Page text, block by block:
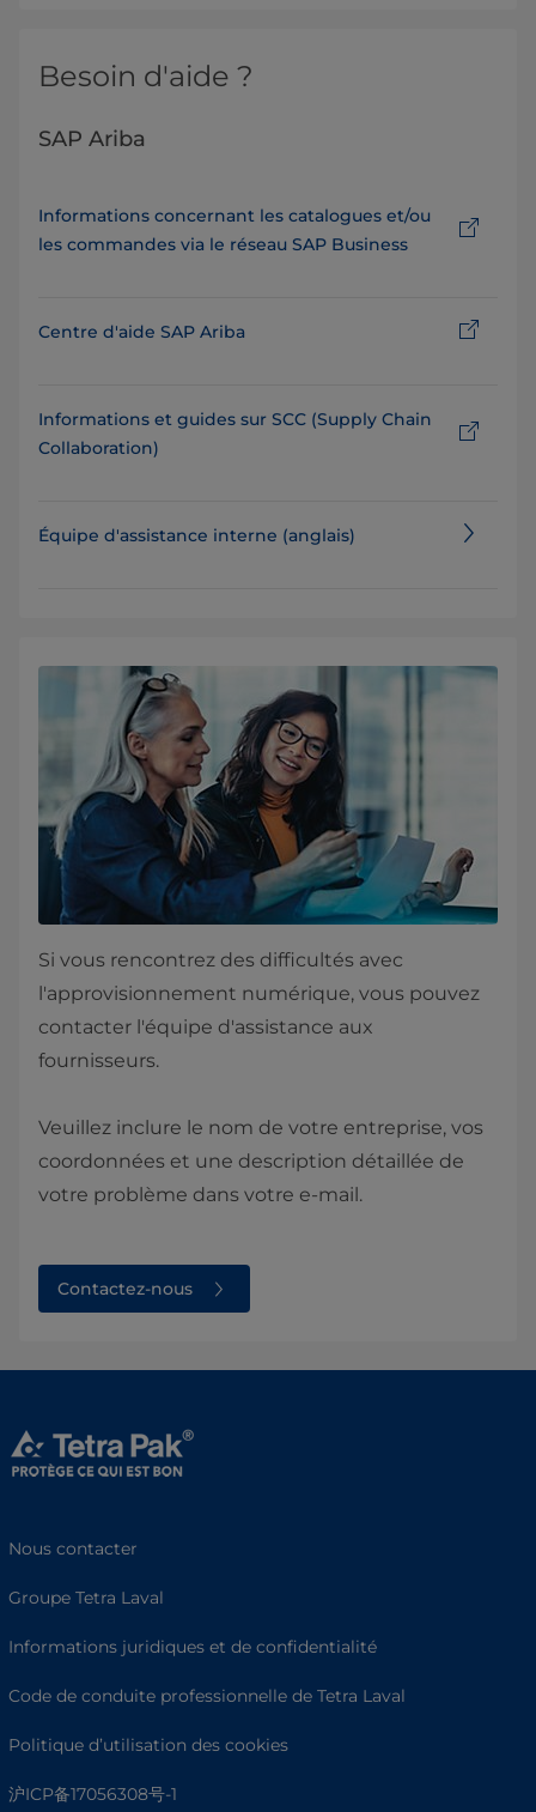
Besoin d'aide ?
SAP Ariba
Informations concernant les catalogues et/ou
les commandes via le réseau SAP Business
Centre d'aide SAP Ariba
Informations et guides sur SCC (Supply Chain
Collaboration)
Équipe d'assistance interne (anglais)
Si vous rencontrez des difficultés avec
l'approvisionnement numérique, vous pouvez
contacter l'équipe d'assistance aux
fournisseurs.
Veuillez inclure le nom de votre entreprise, vos
coordonnées et une description détaillée de
votre problème dans votre e-mail.
Contactez-nous
Nous contacter
Groupe Tetra Laval
Informations juridiques et de confidentialité
Code de conduite professionnelle de Tetra Laval
Politique d’utilisation des cookies
沪ICP备17056308号-1